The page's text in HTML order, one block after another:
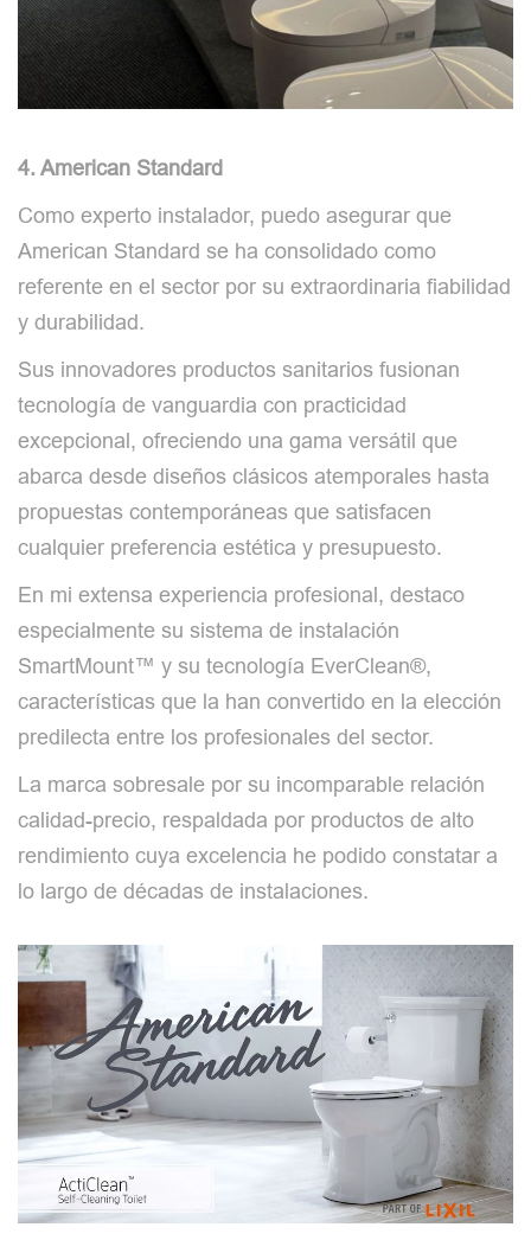
4. American Standard
Como experto instalador, puedo asegurar que
American Standard se ha consolidado como
referente en el sector por su extraordinaria fiabilidad
y durabilidad.
Sus innovadores productos sanitarios fusionan
tecnología de vanguardia con practicidad
excepcional, ofreciendo una gama versátil que
abarca desde diseños clásicos atemporales hasta
propuestas contemporáneas que satisfacen
cualquier preferencia estética y presupuesto.
En mi extensa experiencia profesional, destaco
especialmente su sistema de instalación
SmartMount™ y su tecnología EverClean®,
características que la han convertido en la elección
predilecta entre los profesionales del sector.
La marca sobresale por su incomparable relación
calidad-precio, respaldada por productos de alto
rendimiento cuya excelencia he podido constatar a
lo largo de décadas de instalaciones.